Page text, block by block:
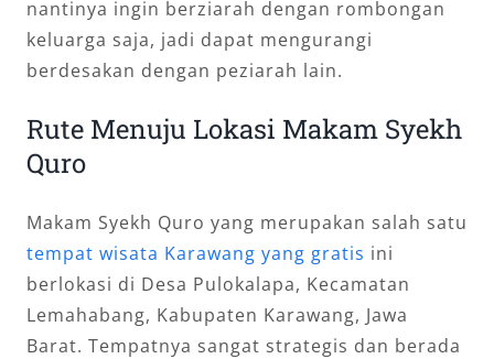
nantinya ingin berziarah dengan rombongan
keluarga saja, jadi dapat mengurangi
berdesakan dengan peziarah lain.
Rute Menuju Lokasi Makam Syekh
Quro
Makam Syekh Quro yang merupakan salah satu
tempat wisata Karawang yang gratis ini
berlokasi di Desa Pulokalapa, Kecamatan
Lemahabang, Kabupaten Karawang, Jawa
Barat. Tempatnya sangat strategis dan berada